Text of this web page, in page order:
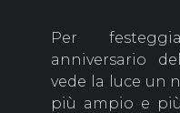
Per
anniversario
vede la luce un
più ampio e